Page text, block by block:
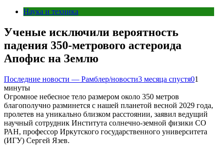
Наука и техника
Ученые исключили вероятность
падения 350-метрового астероида
Апофис на Землю
Последние новости — Рамблер/новости3 месяца спустя01
минуты
Огромное небесное тело размером около 350 метров
благополучно разминется с нашей планетой весной 2029 года,
пролетев на уникально близком расстоянии, заявил ведущий
научный сотрудник Института солнечно-земной физики СО
РАН, профессор Иркутского государственного университета
(ИГУ) Сергей Язев.